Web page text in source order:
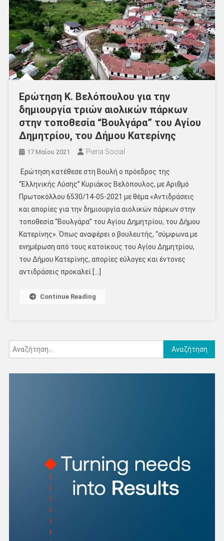
Ερώτηση Κ. Βελόπουλου για την
δημιουργία τριών αιολικών πάρκων
στην τοποθεσία “Βουλγάρα” του Αγίου
Δημητρίου, του Δήμου Κατερίνης
17 Μαΐου 2021 Pieria Social
Ερώτηση κατέθεσε στη Βουλή ο πρόεδρος της
“Ελληνικής Λύσης” Κυριάκος Βελόπουλος, με Αριθμό
Πρωτοκόλλου 6530/14-05-2021 με θέμα «Αντιδράσεις
και απορίες για την δημιουργία αιολικών πάρκων στην
τοποθεσία “Βουλγάρα” του Αγίου Δημητρίου, του Δήμου
Κατερίνης». Όπως αναφέρει ο βουλευτής, “σύμφωνα με
ενημέρωση από τους κατοίκους του Αγίου Δημητρίου,
του Δήμου Κατερίνης, απορίες εύλογες και έντονες
αντιδράσεις προκαλεί […]
Continue Reading
Αναζήτηση
για: